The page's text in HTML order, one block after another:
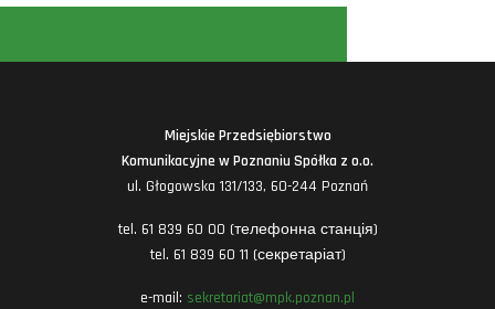
Miejskie Przedsiębiorstwo
Komunikacyjne w Poznaniu Spółka z o.o.
ul. Głogowska 131/133, 60-244 Poznań
tel. 61 839 60 00 (телефонна станція)
tel. 61 839 60 11 (секретаріат)
e-mail: sekretariat@mpk.poznan.pl